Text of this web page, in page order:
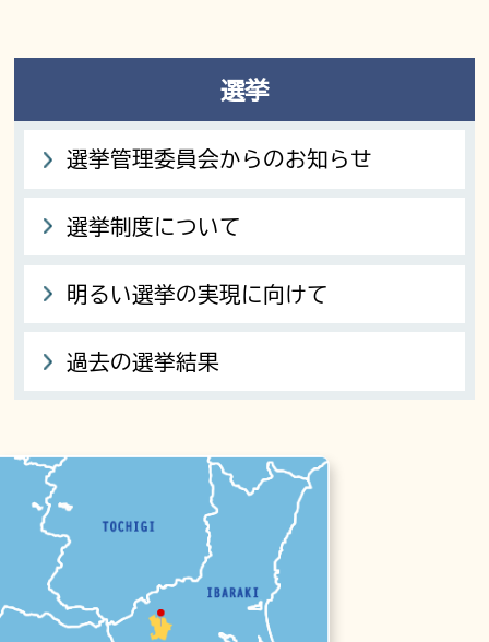
選挙
選挙管理委員会からのお知らせ
選挙制度について
明るい選挙の実現に向けて
過去の選挙結果